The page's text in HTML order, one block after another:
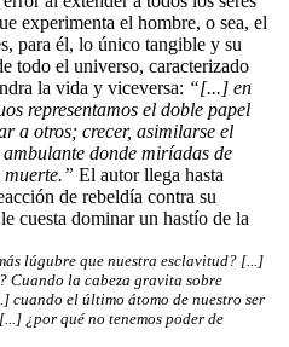
experimenta el hombre, o sea, el
para él, lo único tangible y su
todo el universo, caracterizado
la vida y viceversa: “[...] en
representamos el doble papel
a otros; crecer, asimilarse el
donde miríadas de
muerte.” El autor llega hasta
de rebeldía contra su
cuesta dominar un hastío de la
lúgubre que nuestra esclavitud? [...]
Cuando la cabeza gravita sobre
cuando el último átomo de nuestro ser
¿por qué no tenemos poder de